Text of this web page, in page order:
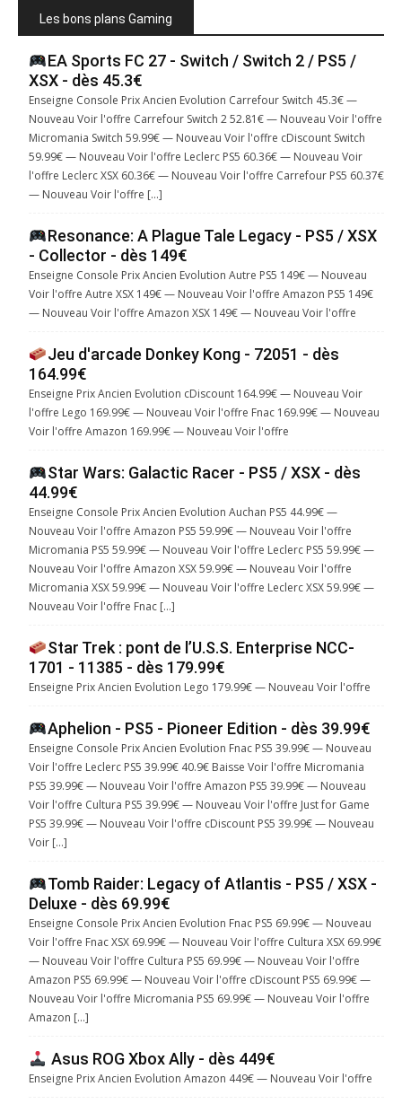
Les bons plans Gaming
EA Sports FC 27 - Switch / Switch 2 / PS5 /
XSX - dès 45.3€
Enseigne Console Prix Ancien Evolution Carrefour Switch 45.3€ —
Nouveau Voir l'offre Carrefour Switch 2 52.81€ — Nouveau Voir l'offre
Micromania Switch 59.99€ — Nouveau Voir l'offre cDiscount Switch
59.99€ — Nouveau Voir l'offre Leclerc PS5 60.36€ — Nouveau Voir
l'offre Leclerc XSX 60.36€ — Nouveau Voir l'offre Carrefour PS5 60.37€
— Nouveau Voir l'offre […]
Resonance: A Plague Tale Legacy - PS5 / XSX
- Collector - dès 149€
Enseigne Console Prix Ancien Evolution Autre PS5 149€ — Nouveau
Voir l'offre Autre XSX 149€ — Nouveau Voir l'offre Amazon PS5 149€
— Nouveau Voir l'offre Amazon XSX 149€ — Nouveau Voir l'offre
Jeu d'arcade Donkey Kong - 72051 - dès
164.99€
Enseigne Prix Ancien Evolution cDiscount 164.99€ — Nouveau Voir
l'offre Lego 169.99€ — Nouveau Voir l'offre Fnac 169.99€ — Nouveau
Voir l'offre Amazon 169.99€ — Nouveau Voir l'offre
Star Wars: Galactic Racer - PS5 / XSX - dès
44.99€
Enseigne Console Prix Ancien Evolution Auchan PS5 44.99€ —
Nouveau Voir l'offre Amazon PS5 59.99€ — Nouveau Voir l'offre
Micromania PS5 59.99€ — Nouveau Voir l'offre Leclerc PS5 59.99€ —
Nouveau Voir l'offre Amazon XSX 59.99€ — Nouveau Voir l'offre
Micromania XSX 59.99€ — Nouveau Voir l'offre Leclerc XSX 59.99€ —
Nouveau Voir l'offre Fnac […]
Star Trek : pont de l’U.S.S. Enterprise NCC-
1701 - 11385 - dès 179.99€
Enseigne Prix Ancien Evolution Lego 179.99€ — Nouveau Voir l'offre
Aphelion - PS5 - Pioneer Edition - dès 39.99€
Enseigne Console Prix Ancien Evolution Fnac PS5 39.99€ — Nouveau
Voir l'offre Leclerc PS5 39.99€ 40.9€ Baisse Voir l'offre Micromania
PS5 39.99€ — Nouveau Voir l'offre Amazon PS5 39.99€ — Nouveau
Voir l'offre Cultura PS5 39.99€ — Nouveau Voir l'offre Just for Game
PS5 39.99€ — Nouveau Voir l'offre cDiscount PS5 39.99€ — Nouveau
Voir […]
Tomb Raider: Legacy of Atlantis - PS5 / XSX -
Deluxe - dès 69.99€
Enseigne Console Prix Ancien Evolution Fnac PS5 69.99€ — Nouveau
Voir l'offre Fnac XSX 69.99€ — Nouveau Voir l'offre Cultura XSX 69.99€
— Nouveau Voir l'offre Cultura PS5 69.99€ — Nouveau Voir l'offre
Amazon PS5 69.99€ — Nouveau Voir l'offre cDiscount PS5 69.99€ —
Nouveau Voir l'offre Micromania PS5 69.99€ — Nouveau Voir l'offre
Amazon […]
Asus ROG Xbox Ally - dès 449€
Enseigne Prix Ancien Evolution Amazon 449€ — Nouveau Voir l'offre